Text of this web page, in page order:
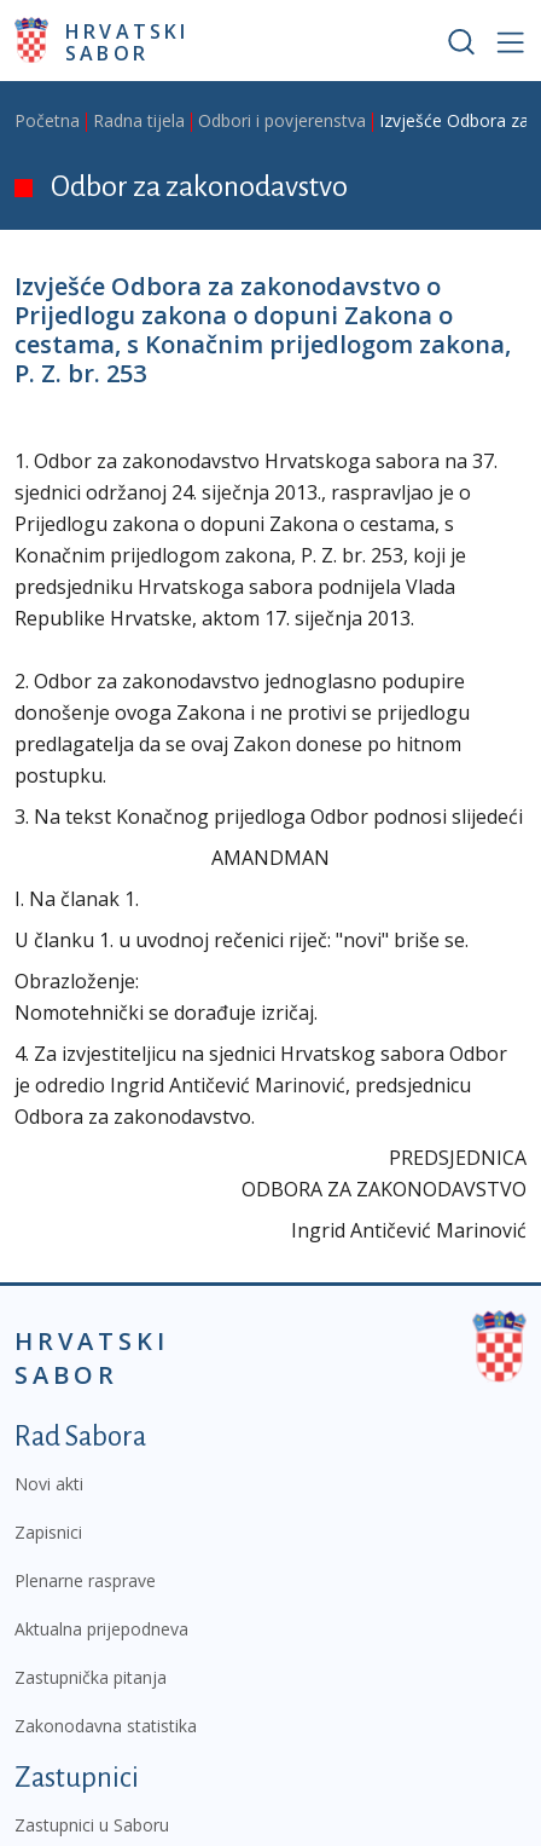
Skoči na glavni sadržaj
HRVATSKI
SABOR
Breadcrumb
Početna Radna tijela Odbori i povjerenstva Izvješće Odbora za
Odbor za zakonodavstvo
Izvješće Odbora za zakonodavstvo o
Prijedlogu zakona o dopuni Zakona o
cestama, s Konačnim prijedlogom zakona,
P. Z. br. 253
1. Odbor za zakonodavstvo Hrvatskoga sabora na 37.
sjednici održanoj 24. siječnja 2013., raspravljao je o
Prijedlogu zakona o dopuni Zakona o cestama, s
Konačnim prijedlogom zakona, P. Z. br. 253, koji je
predsjedniku Hrvatskoga sabora podnijela Vlada
Republike Hrvatske, aktom 17. siječnja 2013.
2. Odbor za zakonodavstvo jednoglasno podupire
donošenje ovoga Zakona i ne protivi se prijedlogu
predlagatelja da se ovaj Zakon donese po hitnom
postupku.
3. Na tekst Konačnog prijedloga Odbor podnosi slijedeći
AMANDMAN
I. Na članak 1.
U članku 1. u uvodnoj rečenici riječ: "novi" briše se.
Obrazloženje:
Nomotehnički se dorađuje izričaj.
4. Za izvjestiteljicu na sjednici Hrvatskog sabora Odbor
je odredio Ingrid Antičević Marinović, predsjednicu
Odbora za zakonodavstvo.
PREDSJEDNICA
ODBORA ZA ZAKONODAVSTVO
Ingrid Antičević Marinović
HRVATSKI
SABOR
Podnožje prvi izbornik
Rad Sabora
Novi akti
Zapisnici
Plenarne rasprave
Aktualna prijepodneva
Zastupnička pitanja
Zakonodavna statistika
Zastupnici
Zastupnici u Saboru